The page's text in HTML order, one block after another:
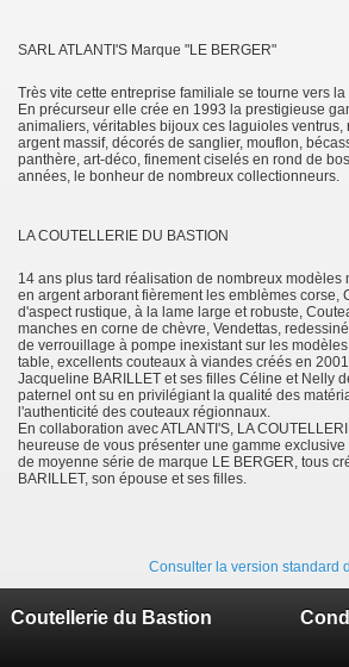
SARL ATLANTI'S Marque "LE BERGER"
Très vite cette entreprise familiale se tourne vers
En précurseur elle crée en 1993 la prestigieuse
animaliers, véritables bijoux ces laguioles ventrus,
argent massif, décorés de sanglier, mouflon,
panthère, art-déco, finement ciselés en rond de
années, le bonheur de nombreux collectionneurs.
LA COUTELLERIE DU BASTION
14 ans plus tard réalisation de nombreux modèles
en argent arborant fièrement les emblèmes corse,
d'aspect rustique, à la lame large et robuste,
manches en corne de chèvre, Vendettas,
de verrouillage à pompe inexistant sur les
table, excellents couteaux à viandes créés en
Jacqueline BARILLET et ses filles Céline et Nelly
paternel ont su en privilégiant la qualité des
l'authenticité des couteaux régionnaux.
En collaboration avec ATLANTI'S, LA
heureuse de vous présenter une gamme
de moyenne série de marque LE BERGER, tous
BARILLET, son épouse et ses filles.
Consulter la version standard
Coutellerie du Bastion